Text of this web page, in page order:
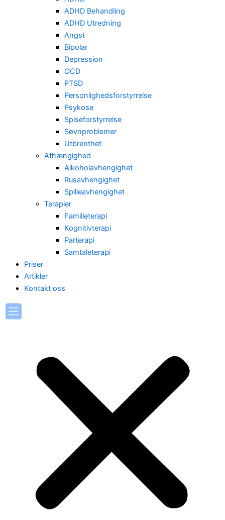
ADHD Behandling
ADHD Utredning
Angst
Bipolar
Depression
OCD
PTSD
Personlighedsforstyrrelse
Psykose
Spiseforstyrrelse
Søvnproblemer
Utbrenthet
Afhængighed
Alkoholavhengighet
Rusavhengighet
Spilleavhengighet
Terapier
Familieterapi
Kognitivterapi
Parterapi
Samtaleterapi
Priser
Artikler
Kontakt oss